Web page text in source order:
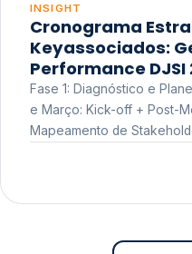
INSIGHT
Cronograma
Keyassociados:
Performance DJSI
Fase 1: Diagnóstico e
e Março: Kick-off + Post-
Mapeamento de